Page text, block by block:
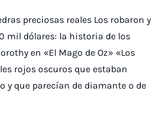
preciosas reales Los robaron y
mil dólares: la historia de los
en «El Mago de Oz» «Los
rojos oscuros que estaban
y que parecían de diamante o de